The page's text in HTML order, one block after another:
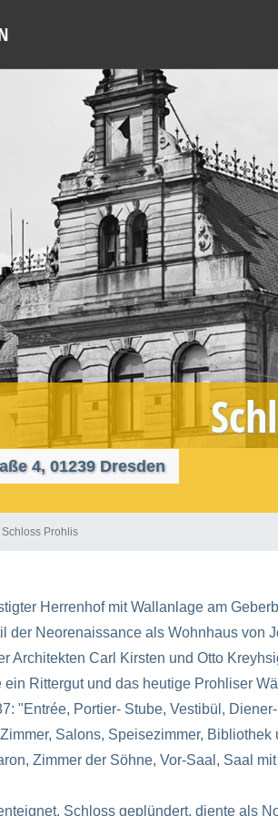
4, 01239 Dresden
Schloss Prohlis
Herrenhof mit Wallanlage am
der Neorenaissance als Wohnhaus von
Architekten Carl Kirsten und Otto
ein Rittergut und das heutige Prohliser
"Entrée, Portier- Stube, Vestibül,
Salons, Speisezimmer,
Zimmer der Söhne, Vor-Saal, Saal
Schloss geplündert, diente als